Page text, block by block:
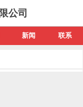
公司
新闻 联系